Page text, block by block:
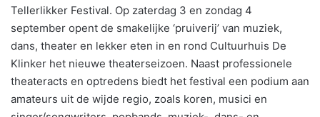
Tellerlikker Festival. Op zaterdag 3 en zondag 4
september opent de smakelijke ‘pruiverij’ van muziek,
dans, theater en lekker eten in en rond Cultuurhuis De
Klinker het nieuwe theaterseizoen. Naast professionele
theateracts en optredens biedt het festival een podium aan
amateurs uit de wijde regio, zoals koren, musici en